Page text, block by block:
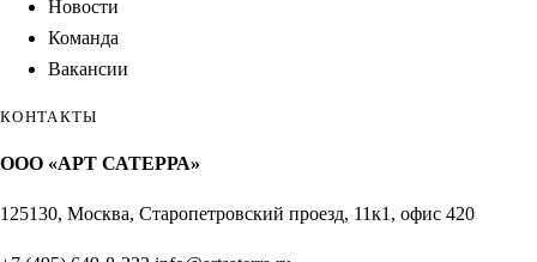
Новости
Команда
Вакансии
КОНТАКТЫ
ООО «АРТ САТЕРРА»
125130, Москва, Старопетровский проезд, 11к1, офис 420